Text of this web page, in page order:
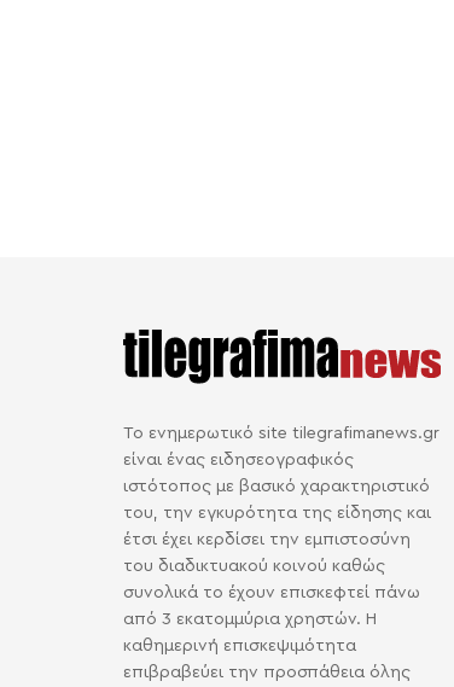
Το ενημερωτικό site tilegrafimanews.gr
είναι ένας ειδησεογραφικός
ιστότοπος με βασικό χαρακτηριστικό
του, την εγκυρότητα της είδησης και
έτσι έχει κερδίσει την εμπιστοσύνη
του διαδικτυακού κοινού καθώς
συνολικά το έχουν επισκεφτεί πάνω
από 3 εκατομμύρια χρηστών. Η
καθημερινή επισκεψιμότητα
επιβραβεύει την προσπάθεια όλης